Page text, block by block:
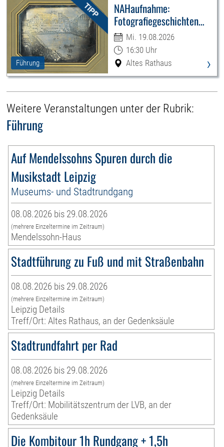
Führung
NAHaufnahme:
Fotografiegeschichten
Leipzigs
Mi. 19.08.2026
16:30 Uhr
Altes Rathaus
›
Weitere Veranstaltungen unter der Rubrik:
Führung
Auf Mendelssohns Spuren durch die
Musikstadt Leipzig
Museums- und Stadtrundgang
08.08.2026 bis 29.08.2026
(mehrere Einzeltermine im Zeitraum)
Mendelssohn-Haus
Stadtführung zu Fuß und mit Straßenbahn
08.08.2026 bis 29.08.2026
(mehrere Einzeltermine im Zeitraum)
Leipzig Details
Treff/Ort: Altes Rathaus, an der Gedenksäule
Stadtrundfahrt per Rad
08.08.2026 bis 29.08.2026
(mehrere Einzeltermine im Zeitraum)
Leipzig Details
Treff/Ort: Mobilitätszentrum der LVB, an der
Gedenksäule
Die Kombitour 1h Rundgang + 1,5h